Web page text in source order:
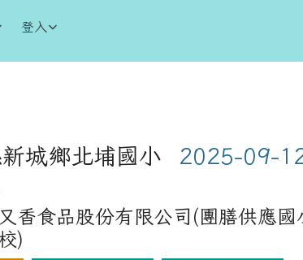
登入
城鄉北埔國小
香食品股份有限公司(團膳供應國
)